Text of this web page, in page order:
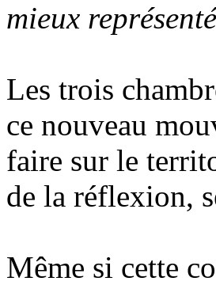
mieux représenté
Les trois
ce nouveau
faire sur le
de la réflexion,
Même si cette